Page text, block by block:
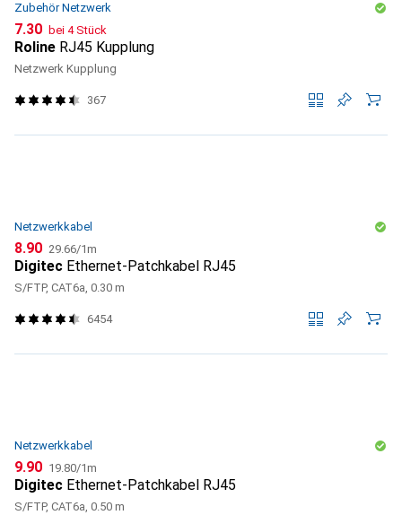
Zubehör Netzwerk
CHF
7.30 bei 4 Stück
Roline RJ45 Kupplung
Netzwerk Kupplung
367
Netzwerkkabel
CHF
8.90 CHF
29.66/1m
Digitec Ethernet-Patchkabel RJ45
S/FTP, CAT6a, 0.30 m
6454
Netzwerkkabel
CHF
9.90 CHF
19.80/1m
Digitec Ethernet-Patchkabel RJ45
S/FTP, CAT6a, 0.50 m